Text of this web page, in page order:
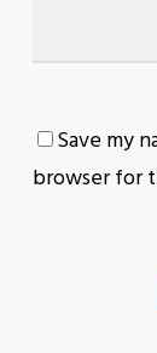
Save my
browser for